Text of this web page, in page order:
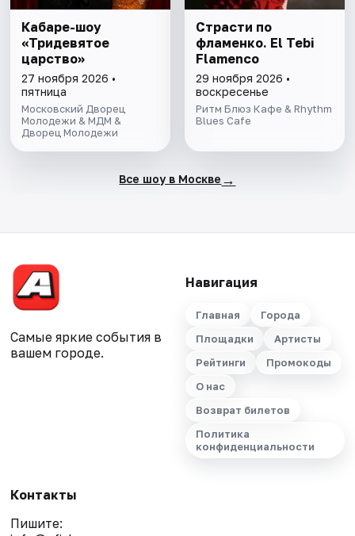
Кабаре-шоу
«Тридевятое
царство»
27 ноября 2026 •
пятница
Московский Дворец
Молодежи & МДМ &
Дворец Молодежи
Страсти по
фламенко. El Tebi
Flamenco
29 ноября 2026 •
воскресенье
Ритм Блюз Кафе & Rhythm
Blues Cafe
Все шоу в Москве →
Самые яркие события в
вашем городе.
Навигация
Главная
Города
Площадки
Артисты
Рейтинги
Промокоды
О нас
Возврат билетов
Политика
конфиденциальности
Контакты
Пишите: